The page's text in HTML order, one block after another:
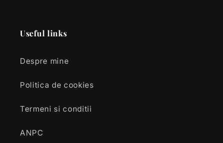
Useful links
Despre mine
Politica de cookies
Termeni si conditii
ANPC